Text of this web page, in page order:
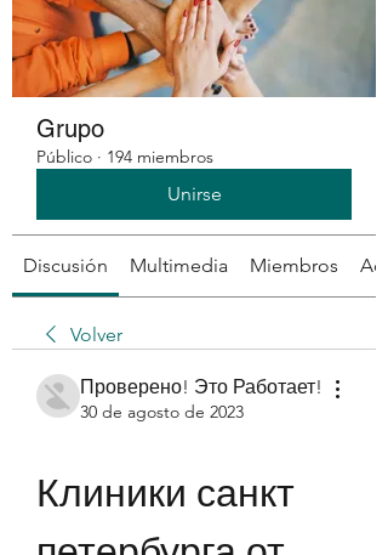
Grupo
Público · 194 miembros
Unirse
Discusión Multimedia Miembros
Volver
Проверено! Это Работает!
30 de agosto de 2023
Клиники санкт